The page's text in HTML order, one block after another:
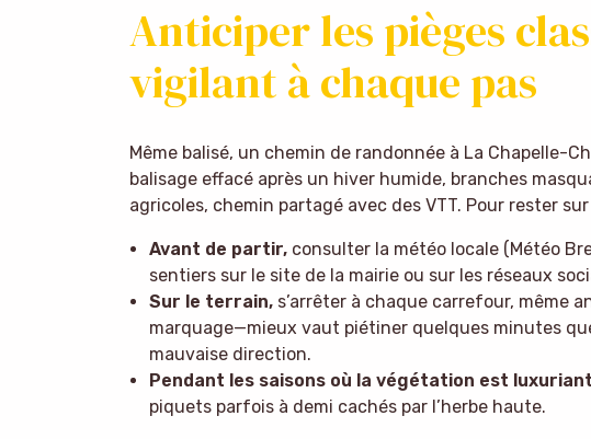
Anticiper les pièges
vigilant à chaque pas
Même balisé, un chemin de randonnée à La Chapelle-
balisage effacé après un hiver humide, branches
agricoles, chemin partagé avec des VTT. Pour rester
Avant de partir,consulter la météo locale (Météo
sentiers sur le site de la mairie ou sur les réseaux
Sur le terrain,s’arrêter à chaque carrefour, même
marquage—mieux vaut piétiner quelques minutes
mauvaise direction.
Pendant les saisons où la végétation est
piquets parfois à demi cachés par l’herbe haute.